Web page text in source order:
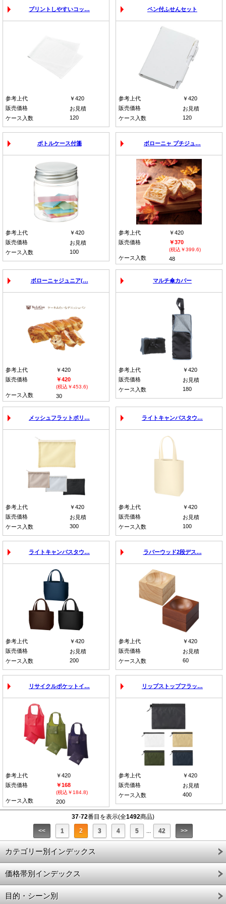
プリントしやすいコッ…
参考上代
￥420
販売価格
お見積
ケース入数
120
ペン付ふせんセット
参考上代
￥420
販売価格
お見積
ケース入数
120
ボトルケース付箋
参考上代
￥420
販売価格
お見積
ケース入数
100
ボローニャ プチジュ…
参考上代
￥420
販売価格
￥370
(税込￥399.6)
ケース入数 48
ボローニャジュニア(…
参考上代
￥420
販売価格
￥420
(税込￥453.6)
ケース入数 30
マルチ傘カバー
参考上代
￥420
販売価格
お見積
ケース入数
180
メッシュフラットポリ…
参考上代
￥420
販売価格
お見積
ケース入数
300
ライトキャンバスタウ…
参考上代
￥420
販売価格
お見積
ケース入数
100
ライトキャンバスタウ…
参考上代
￥420
販売価格
お見積
ケース入数
200
ラバーウッド2段デス…
参考上代
￥420
販売価格
お見積
ケース入数
60
リサイクルポケットイ…
参考上代
￥420
販売価格
￥168
(税込￥184.8)
ケース入数 200
リップストップフラッ…
参考上代
￥420
販売価格
お見積
ケース入数
400
37-72番目を表示(全1492商品)
<<
1 2 3 4 5 42 >>
カテゴリー別インデックス
価格帯別インデックス
目的・シーン別